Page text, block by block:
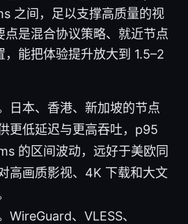
之间，足以支撑高质量的视
点是混合协议策略、就近节点
，能把体验提升放大到 1.5–2
日本、香港、新加坡的节点
更低延迟与更高吞吐，p95
的区间波动，远好于美欧同
高画质影视、4K 下载和大文
WireGuard、VLESS、